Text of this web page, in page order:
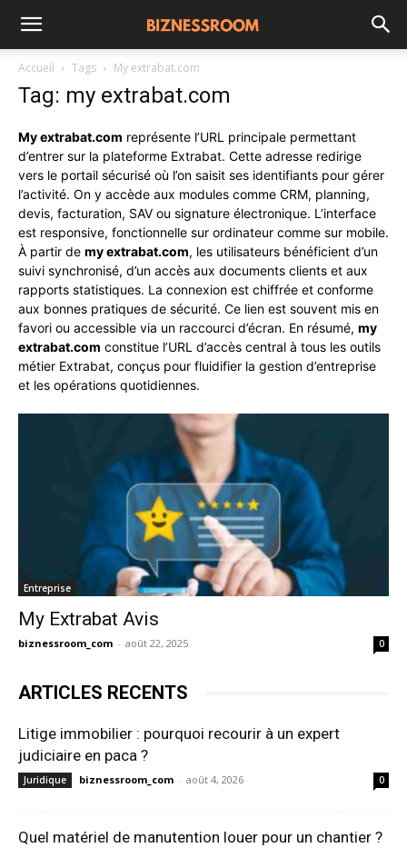
Accueil Tags My extrabat.com
Tag: my extrabat.com
My extrabat.com représente l’URL principale permettant
d’entrer sur la plateforme Extrabat. Cette adresse redirige
vers le portail sécurisé où l’on saisit ses identifiants pour gérer
l’activité. On y accède aux modules comme CRM, planning,
devis, facturation, SAV ou signature électronique. L’interface
est responsive, fonctionnelle sur ordinateur comme sur mobile.
À partir de my extrabat.com, les utilisateurs bénéficient d’un
suivi synchronisé, d’un accès aux documents clients et aux
rapports statistiques. La connexion est chiffrée et conforme
aux bonnes pratiques de sécurité. Ce lien est souvent mis en
favori ou accessible via un raccourci d’écran. En résumé, my
extrabat.com constitue l’URL d’accès central à tous les outils
métier Extrabat, conçus pour fluidifier la gestion d’entreprise
et les opérations quotidiennes.
Entreprise
My Extrabat Avis
biznessroom_com - août 22, 2025 0
ARTICLES RECENTS
Litige immobilier : pourquoi recourir à un expert
judiciaire en paca ?
Juridique biznessroom_com - août 4, 2026 0
Quel matériel de manutention louer pour un chantier ?